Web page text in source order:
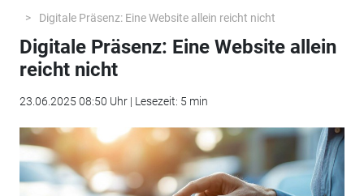
Digitale Präsenz: Eine Website allein reicht nicht
Digitale Präsenz: Eine Website allein
reicht nicht
23.06.2025 08:50 Uhr | Lesezeit: 5 min